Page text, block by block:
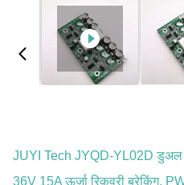
JUYI Tech JYQD-YL02D डुअल
36V 15A ऊर्जा रिकवरी ब्रेकिंग,